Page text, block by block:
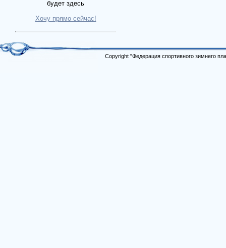
будет здесь
Хочу прямо сейчас!
Copyright "Федерация спортивного зимнего